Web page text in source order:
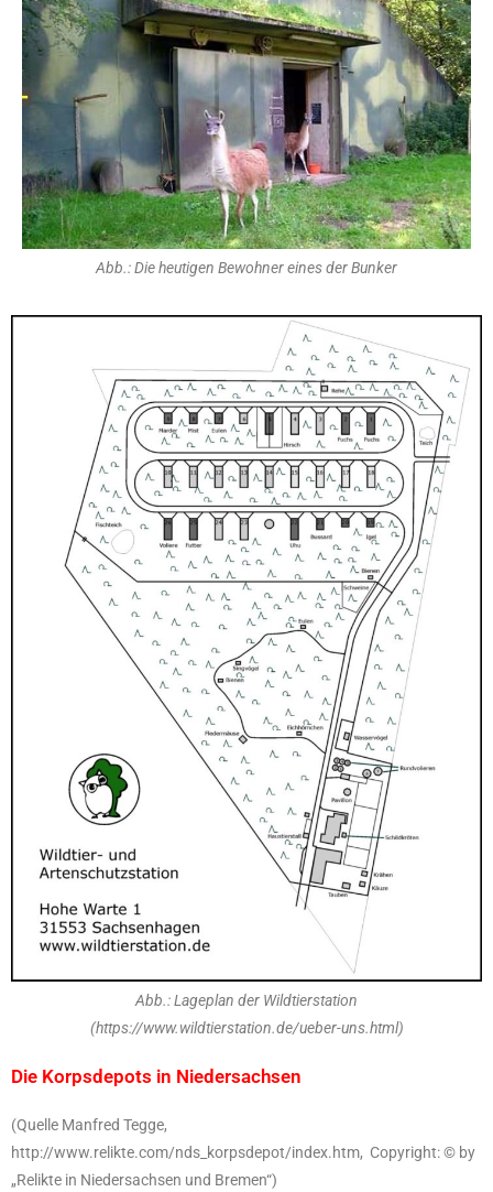
Abb.: Die heutigen Bewohner eines der Bunker
Abb.: Lageplan der Wildtierstation
(https://www.wildtierstation.de/ueber-uns.html)
Die Korpsdepots in Niedersachsen
(Quelle Manfred Tegge,
http://www.relikte.com/nds_korpsdepot/index.htm, Copyright: © by
„Relikte in Niedersachsen und Bremen“)